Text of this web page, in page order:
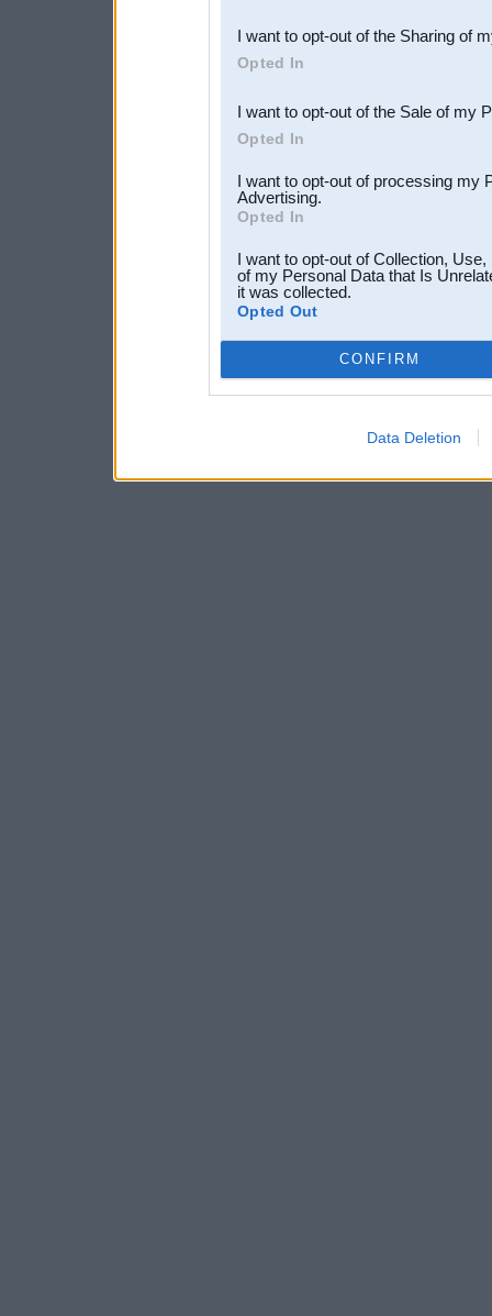
Downstream Participants
third parties.
I want to opt-out of the Sharing of
Opted In
I want to opt-out of the Sale of my
Opted In
I want to opt-out of processing my
Advertising.
Opted In
I want to opt-out of Collection,
of my Personal Data that Is
it was collected.
Opted Out
CONFIRM
Data Deletion